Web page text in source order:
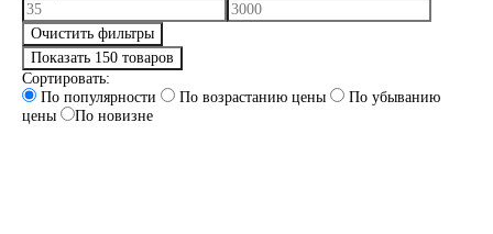
Очистить фильтры
Показать 150 товаров
Сортировать:
По популярности
По возрастанию цены
По убыванию
цены
По новизне